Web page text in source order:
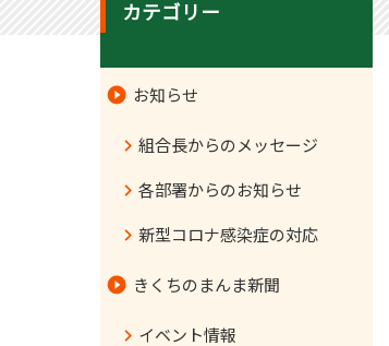
カテゴリー
お知らせ
組合長からのメッセージ
各部署からのお知らせ
新型コロナ感染症の対応
きくちのまんま新聞
イベント情報